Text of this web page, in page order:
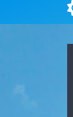
Süper